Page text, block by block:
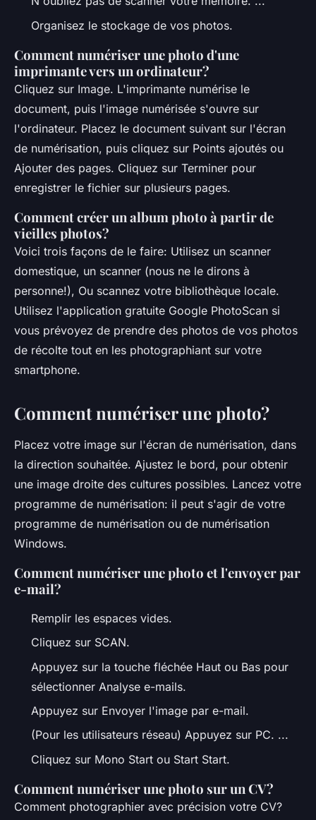
Organisez le stockage de vos photos.
Comment numériser une photo d'une
imprimante vers un ordinateur?
Cliquez sur Image. L'imprimante numérise le
document, puis l'image numérisée s'ouvre sur
l'ordinateur. Placez le document suivant sur l'écran
de numérisation, puis cliquez sur Points ajoutés ou
Ajouter des pages. Cliquez sur Terminer pour
enregistrer le fichier sur plusieurs pages.
Comment créer un album photo à partir de
vieilles photos?
Voici trois façons de le faire: Utilisez un scanner
domestique, un scanner (nous ne le dirons à
personne!), Ou scannez votre bibliothèque locale.
Utilisez l'application gratuite Google PhotoScan si
vous prévoyez de prendre des photos de vos photos
de récolte tout en les photographiant sur votre
smartphone.
Comment numériser une photo?
Placez votre image sur l'écran de numérisation, dans
la direction souhaitée. Ajustez le bord, pour obtenir
une image droite des cultures possibles. Lancez votre
programme de numérisation: il peut s'agir de votre
programme de numérisation ou de numérisation
Windows.
Comment numériser une photo et l'envoyer par
e-mail?
Remplir les espaces vides.
Cliquez sur SCAN.
Appuyez sur la touche fléchée Haut ou Bas pour
sélectionner Analyse e-mails.
Appuyez sur Envoyer l'image par e-mail.
(Pour les utilisateurs réseau) Appuyez sur PC. ...
Cliquez sur Mono Start ou Start Start.
Comment numériser une photo sur un CV?
Comment photographier avec précision votre CV?